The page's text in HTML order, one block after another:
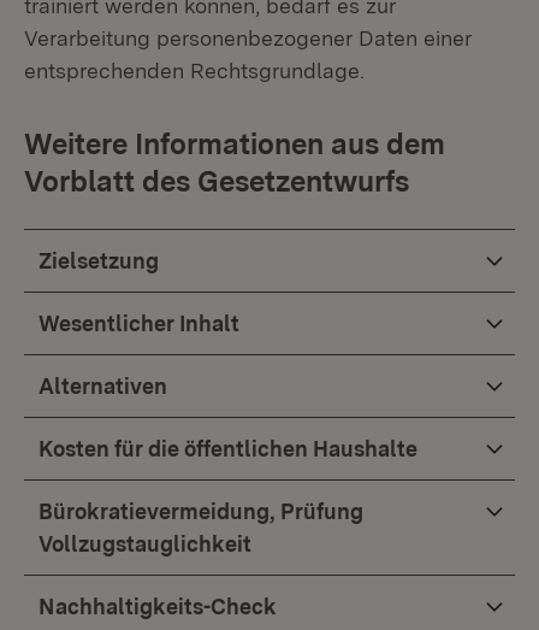
trainiert werden können, bedarf es zur
Verarbeitung personenbezogener Daten einer
entsprechenden Rechtsgrundlage.
Weitere Informationen aus dem
Vorblatt des Gesetzentwurfs
Zielsetzung
Wesentlicher Inhalt
Alternativen
Kosten für die öffentlichen Haushalte
Bürokratievermeidung, Prüfung
Vollzugstauglichkeit
Nachhaltigkeits-Check